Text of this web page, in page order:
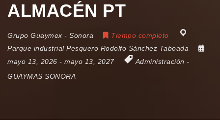
ALMACÉN PT
Grupo Guaymex - Sonora
Tiempo completo
Parque industrial Pesquero Rodolfo Sánchez Taboada
mayo 13, 2026 - mayo 13, 2027 Administración -
GUAYMAS SONORA